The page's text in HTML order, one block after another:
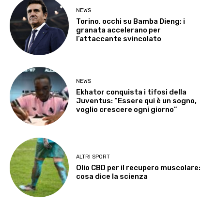
NEWS
Torino, occhi su Bamba Dieng: i
granata accelerano per
l’attaccante svincolato
NEWS
Ekhator conquista i tifosi della
Juventus: “Essere qui è un sogno,
voglio crescere ogni giorno”
ALTRI SPORT
Olio CBD per il recupero muscolare:
cosa dice la scienza